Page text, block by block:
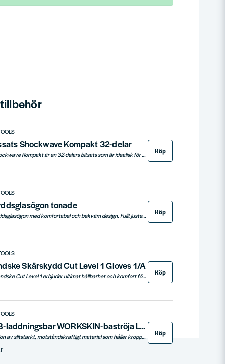
Shockwave Kompakt 32-delar
Milwaukee Bitssats Shockwave Kompakt är en 32-delars bitsats som är idealisk för skruvdragare. Den är slitstark och har ett brett utbud av bits i olika storlekar och former för alla dina behov. Köp
tonade
Milwaukee tonade skyddsglasögon med komfortabel och bekväm design. Fullt justerbar och avtagbar näsbrygga för att passa alla ansiktsformer. Köp
Skärskydd Cut Level 1 Gloves 1/A
Milwaukee Montagehandske Cut Level 1 erbjuder ultimat hållbarhet och komfort för materialhantering och lättare konstruktionsarbete. Med nitrilförstärkt handflata och SMARTSWIPE™ touchfunktion är dessa handskar idealiska för att hantera små föremål och använda pekskärmsenheter utan hinder. Certifierade för skärskydd (EN ISO 21420 och EN388:2016 4121A), är de en säkerhetsmässig nödvändighet på arbetsplatsen. Köp
Milwaukee USB-laddningsbar WORKSKIN-baströja L4 HBLB-301 (1x3,0ah)
Mellanviktig konstruktion av slitstarkt, motståndskraftigt material som håller kroppen varm och torr. Uppvärmning på 2,5 min. Köp